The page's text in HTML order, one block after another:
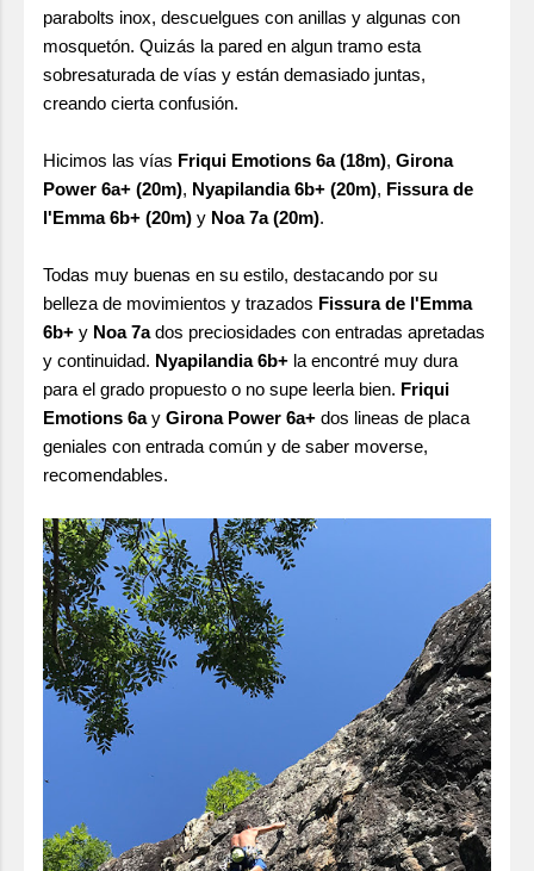
parabolts inox, descuelgues con anillas y algunas con
mosquetón. Quizás la pared en algun tramo esta
sobresaturada de vías y están demasiado juntas,
creando cierta confusión.
Hicimos las vías Friqui Emotions 6a (18m), Girona
Power 6a+ (20m), Nyapilandia 6b+ (20m), Fissura de
l'Emma 6b+ (20m) y Noa 7a (20m).
Todas muy buenas en su estilo, destacando por su
belleza de movimientos y trazados Fissura de l'Emma
6b+ y Noa 7ados preciosidades con entradas apretadas
y continuidad. Nyapilandia 6b+ la encontré muy dura
para el grado propuesto o no supe leerla bien. Friqui
Emotions 6ay Girona Power 6a+ dos lineas de placa
geniales con entrada común y de saber moverse,
recomendables.